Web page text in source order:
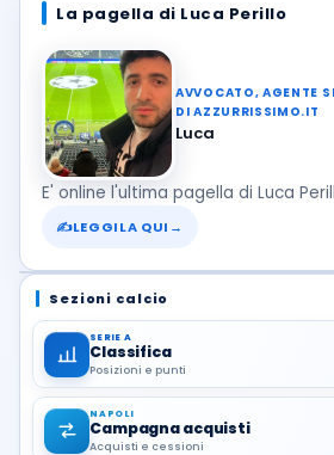
La pagella di Luca Perillo
AVVOCATO, AGENTE
DI AZZURRISSIMO.IT
Luca
E' online l'ultima pagella di Luca
✍LEGGILA QUI →
Sezioni calcio
SERIE A
Classifica
Posizioni e punti
NAPOLI
Campagna acquisti
Acquisti e cessioni